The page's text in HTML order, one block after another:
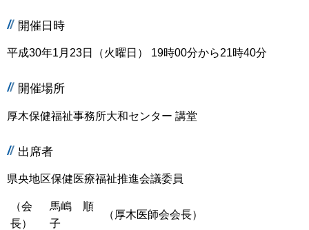
開催日時
平成30年1月23日（火曜日） 19時00分から21時40分
開催場所
厚木保健福祉事務所大和センター 講堂
出席者
県央地区保健医療福祉推進会議委員
（会
長）
馬嶋 順
子
（厚木医師会会長）